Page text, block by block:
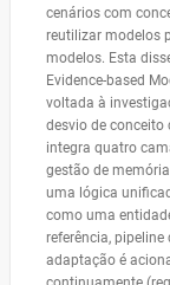
cenários com
reutilizar modelos
modelos. Esta
Evidence-based
voltada à
desvio de conceito
integra quatro
gestão de
uma lógica
como uma
referência, pipeline
adaptação é